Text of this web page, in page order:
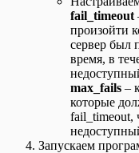
fail_timeout
произойти
сервер был
время, в
max_fails –
которые
fail_timeout,
Запускаем